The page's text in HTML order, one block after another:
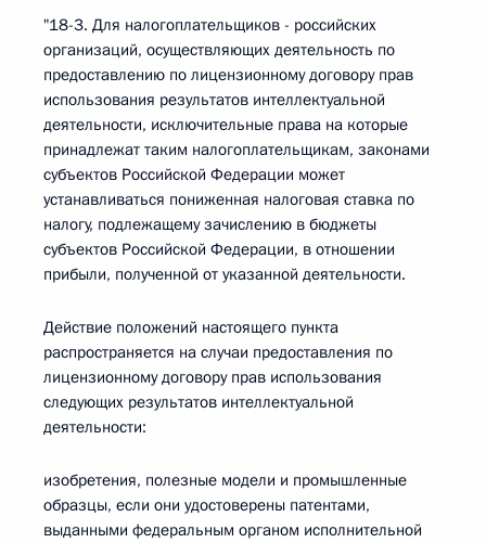
"18-3. Для налогоплательщиков - российских
организаций, осуществляющих деятельность по
предоставлению по лицензионному договору прав
использования результатов интеллектуальной
деятельности, исключительные права на которые
принадлежат таким налогоплательщикам, законами
субъектов Российской Федерации может
устанавливаться пониженная налоговая ставка по
налогу, подлежащему зачислению в бюджеты
субъектов Российской Федерации, в отношении
прибыли, полученной от указанной деятельности.
Действие положений настоящего пункта
распространяется на случаи предоставления по
лицензионному договору прав использования
следующих результатов интеллектуальной
деятельности:
изобретения, полезные модели и промышленные
образцы, если они удостоверены патентами,
выданными федеральным органом исполнительной